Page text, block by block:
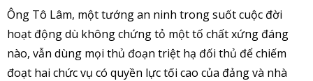
Ông Tô Lâm, một tướng an ninh trong suốt cuộc đời
hoạt động dù không chứng tỏ một tố chất xứng đáng
nào, vẫn dùng mọi thủ đoạn triệt hạ đối thủ để chiếm
đoạt hai chức vụ có quyền lực tối cao của đảng và nhà